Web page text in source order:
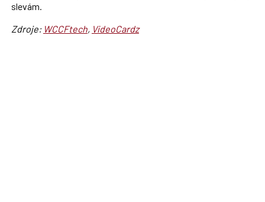
slevám.
Zdroje: WCCFtech, VideoCardz